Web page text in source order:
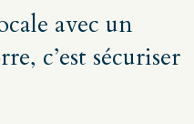
avec un
c’est sécuriser